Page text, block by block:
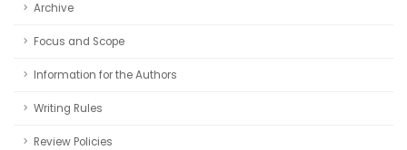
Archive
Focus and Scope
Information for the Authors
Writing Rules
Review Policies